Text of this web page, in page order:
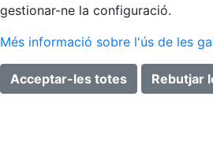
gestionar-ne la configuració.
Més informació sobre l'ús de les
Acceptar-les totes Rebutjar